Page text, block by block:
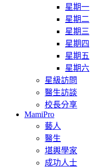
星期一
星期二
星期三
星期四
星期五
星期六
星級訪問
醫生訪談
校長分享
MamiPro
藝人
醫生
堪輿學家
成功人士